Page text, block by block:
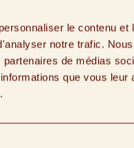
le contenu
notre trafic.
de médias
que vous